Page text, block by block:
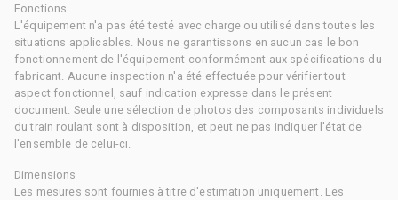
Fonctions
L'équipement n'a pas été testé avec charge ou utilisé dans toutes les
situations applicables. Nous ne garantissons en aucun cas le bon
fonctionnement de l'équipement conformément aux spécifications du
fabricant. Aucune inspection n'a été effectuée pour vérifier tout
aspect fonctionnel, sauf indication expresse dans le présent
document. Seule une sélection de photos des composants individuels
du train roulant sont à disposition, et peut ne pas indiquer l'état de
l'ensemble de celui-ci.
Dimensions
Les mesures sont fournies à titre d'estimation uniquement. Les